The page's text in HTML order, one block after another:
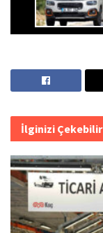
İlginizi Çekebilir